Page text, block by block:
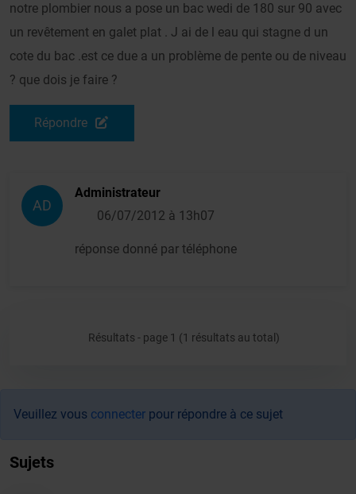
notre plombier nous a pose un bac wedi de 180 sur 90 avec
un revêtement en galet plat . J ai de l eau qui stagne d un
cote du bac .est ce due a un problème de pente ou de niveau
? que dois je faire ?
Répondre
AD
Administrateur
06/07/2012 à 13h07
réponse donné par téléphone
Résultats - page 1 (1 résultats au total)
Veuillez vous connecter pour répondre à ce sujet
Sujets